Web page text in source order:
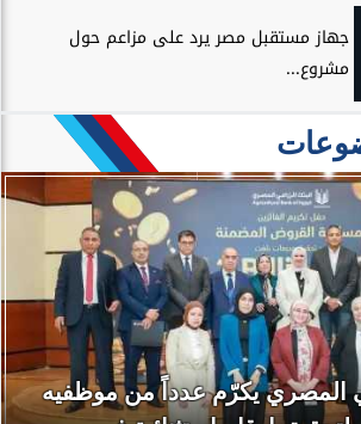
جهاز مستقبل مصر يرد على مزاعم حول
مشروع...
المصري يكرّم عدداً من موظفيه